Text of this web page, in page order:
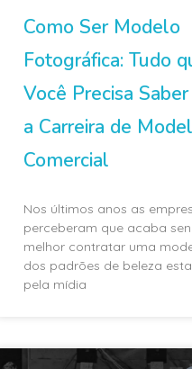
Como Ser Modelo
Fotográfica: Tudo
Você Precisa
a Carreira de
Comercial
Nos últimos anos as
perceberam que acaba
melhor contratar uma
dos padrões de beleza
pela mídia